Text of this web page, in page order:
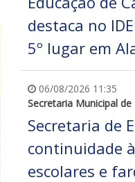
destaca no
5º lugar em
06/08/2026 11:35
Secretaria Municipal de
Secretaria de
continuidade
escolares e